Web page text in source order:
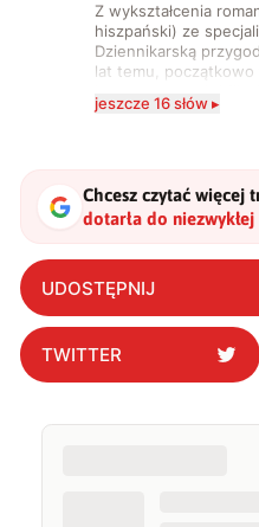
Z wykształcenia
hiszpański) ze
Dziennikarską
lat temu,
komputerowych i
zdecydowanie
także uprawiać oraz
jeszcze 16 słów ▸
Chcesz czytać więcej
dotarła do
chcą teraz sprawdzić
szalonych hipotez"?
UDOSTĘPNIJ
TWITTER